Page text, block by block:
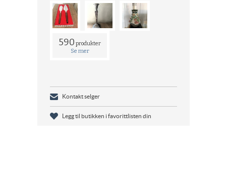
590 produkter
Se mer
Kontakt selger
Legg til butikken i favorittlisten din